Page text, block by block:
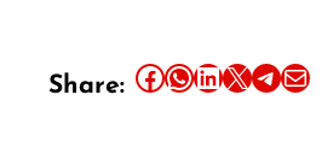
Share: Share this article on Facebook Share this article on WhatsApp Share this article on LinkedIn Share this article on X Share this article on TelegramEmail this Article